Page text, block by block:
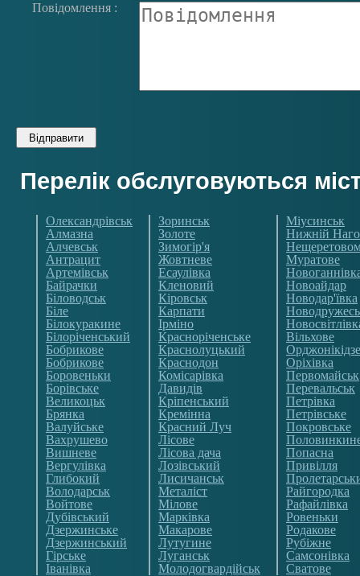
Повідомлення :
Перелік обслуговуються
Олександрівськ
Алмазна
Алчевськ
Антрацит
Артемівськ
Байрачки
Біловодськ
Біле
Білокуракине
Білоріченський
Бобрикове
Бобрикове
Боровеньки
Борівське
Великоцьк
Брянка
Валуйське
Вахрушево
Вишневе
Вергулівка
Глибокий
Володарськ
Войтове
Дубівський
Дзержинське
Дзержинський
Гірське
Іванівка
Зоринськ
Золоте
Зимогір'я
Жовтневе
Есаулівка
Кленовий
Кіровськ
Карпати
Ірміно
Красноріченське
Краснолуцький
Краснодон
Комісарівка
Давидів
Кріпенський
Кремінна
Красний Луч
Лісове
Лісова дача
Лозівський
Лисичанськ
Металіст
Мілове
Марківка
Макарове
Лутугине
Луганськ
Молодогвардійськ
Міусинськ
Нижній
Муратове
Новоайдар
Новодар'ївка
Вільхове
Орджонікідзе
Оріхівка
Первомайськ
Перевальськ
Петрівка
Петрівське
Покровське
Попасна
Привілля
Райгородка
Рафайлівка
Ровеньки
Родакове
Рубіжне
Самсонівка
Сватове